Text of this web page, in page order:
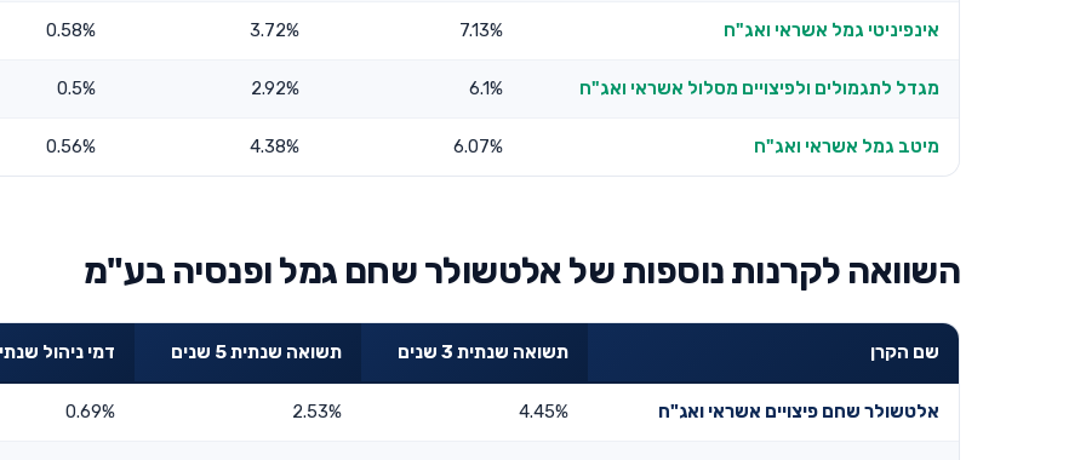
אינפיניטי גמל אשראי ואג"ח 7.13%
3.72%
0.58%
מגדל לתגמולים ולפיצויים מסלול אשראי ואג"ח 6.1%
2.92%
0.5%
מיטב גמל אשראי ואג"ח 6.07%
4.38%
0.56%
השוואה לקרנות נוספות של אלטשולר שחם גמל ופנסיה בע"מ
שם הקרן תשואה שנתית 3 שנים תשואה שנתית 5 שנים דמי ניהול
אלטשולר שחם פיצויים אשראי ואג"ח 4.45%
2.53%
0.69%